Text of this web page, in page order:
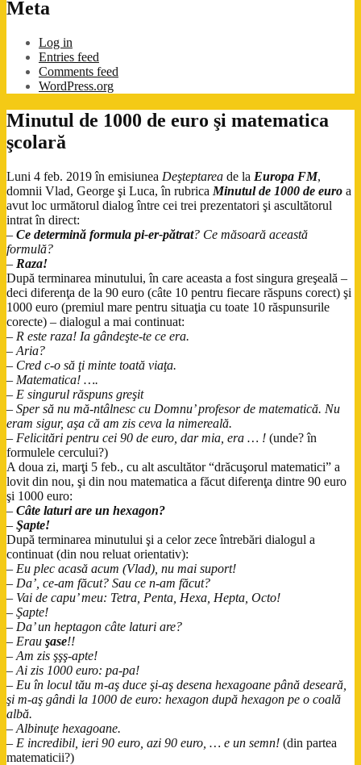
Meta
Log in
Entries feed
Comments feed
WordPress.org
Minutul de 1000 de euro şi matematica
şcolară
Luni 4 feb. 2019 în emisiunea Deşteptarea de la Europa FM,
domnii Vlad, George şi Luca, în rubrica Minutul de 1000 de euro a
avut loc următorul dialog între cei trei prezentatori şi ascultătorul
intrat în direct:
– Ce determină formula pi-er-pătrat? Ce măsoară această
formulă?
– Raza!
După terminarea minutului, în care aceasta a fost singura greşeală –
deci diferenţa de la 90 euro (câte 10 pentru fiecare răspuns corect) şi
1000 euro (premiul mare pentru situaţia cu toate 10 răspunsurile
corecte) – dialogul a mai continuat:
– R este raza! Ia gândeşte-te ce era.
– Aria?
– Cred c-o să ţi minte toată viaţa.
– Matematica! ….
– E singurul răspuns greşit
– Sper să nu mă-ntâlnesc cu Domnu’ profesor de matematică. Nu
eram sigur, aşa că am zis ceva la nimereală.
– Felicitări pentru cei 90 de euro, dar mia, era … ! (unde? în
formulele cercului?)
A doua zi, marţi 5 feb., cu alt ascultător “drăcuşorul matematici” a
lovit din nou, şi din nou matematica a făcut diferenţa dintre 90 euro
şi 1000 euro:
– Câte laturi are un hexagon?
– Şapte!
După terminarea minutului şi a celor zece întrebări dialogul a
continuat (din nou reluat orientativ):
– Eu plec acasă acum (Vlad), nu mai suport!
– Da’, ce-am făcut? Sau ce n-am făcut?
– Vai de capu’ meu: Tetra, Penta, Hexa, Hepta, Octo!
– Şapte!
– Da’ un heptagon câte laturi are?
– Erau şase!!
– Am zis şşş-apte!
– Ai zis 1000 euro: pa-pa!
– Eu în locul tău m-aş duce şi-aş desena hexagoane până deseară,
şi m-aş gândi la 1000 de euro: hexagon după hexagon pe o coală
albă.
– Albinuţe hexagoane.
– E incredibil, ieri 90 euro, azi 90 euro, … e un semn! (din partea
matematicii?)